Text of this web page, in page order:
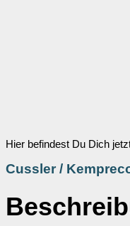
Hier befindest Du Dich
Cussler /